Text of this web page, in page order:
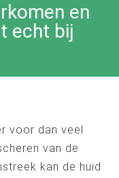
en
echt bij
voor dan veel
van de
kan de huid